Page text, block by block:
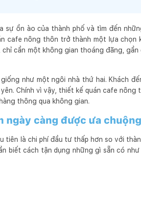
sự ồn ào của thành phố và tìm đến
cafe nông thôn trở thành một lựa chọn
cần một không gian thoáng đãng,
như một ngôi nhà thứ hai. Khách
Chính vì vậy, thiết kế quán cafe nông
thông qua không gian.
ngày càng được ưa chuộng
tiên là chi phí đầu tư thấp hơn so với
biết cách tận dụng những gì sẵn có